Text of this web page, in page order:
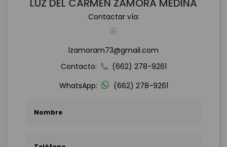
LUZ DEL CARMEN ZAMORA MEDINA
Contactar vía:
lzamoram73@gmail.com
Contacto:
(662) 278-9261
WhatsApp:
(662) 278-9261